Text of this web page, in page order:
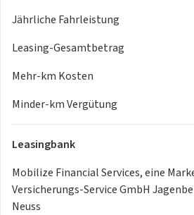
Behringstraße 128-134
Jährliche Fahrleistung
Leasing-Gesamtbetrag
Mehr-km Kosten
Minder-km Vergütung
Leasingbank
Mobilize Financial Services, eine
Versicherungs-Service GmbH
Neuss